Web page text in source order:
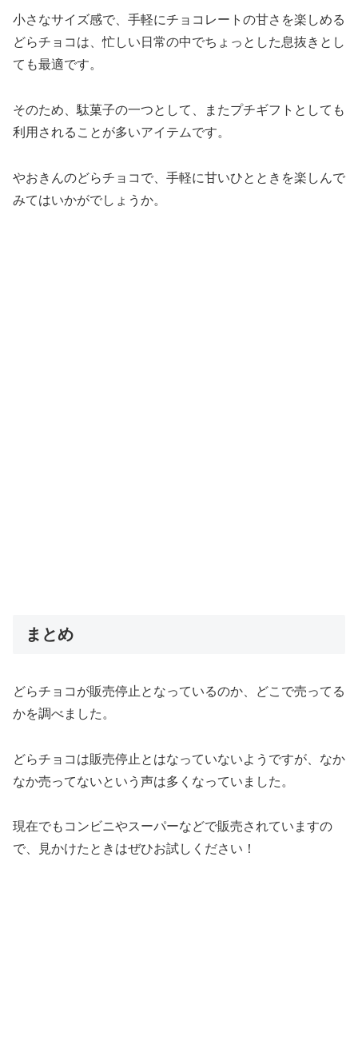
小さなサイズ感で、手軽にチョコレートの甘さを楽しめる
どらチョコは、忙しい日常の中でちょっとした息抜きとし
ても最適です。
そのため、駄菓子の一つとして、またプチギフトとしても
利用されることが多いアイテムです。
やおきんのどらチョコで、手軽に甘いひとときを楽しんで
みてはいかがでしょうか。
まとめ
どらチョコが販売停止となっているのか、どこで売ってる
かを調べました。
どらチョコは販売停止とはなっていないようですが、なか
なか売ってないという声は多くなっていました。
現在でもコンビニやスーパーなどで販売されていますの
で、見かけたときはぜひお試しください！